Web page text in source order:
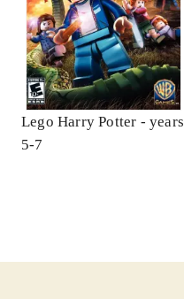
Lego Harry Potter - years
5-7